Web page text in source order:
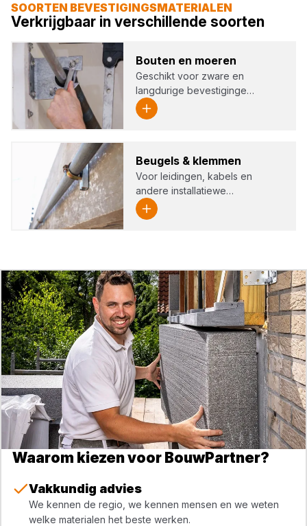
SOORTEN BEVESTIGINGSMATERIALEN
Verkrijgbaar in verschillende soorten
Bou­ten en moe­ren
Geschikt voor zware en
langdurige bevestiginge…
Beu­gels & klem­men
Voor leidingen, kabels en
andere installatiewe…
Waarom kiezen voor BouwPartner?
Vakkundig advies
We kennen de regio, we kennen mensen en we weten
welke materialen het beste werken.